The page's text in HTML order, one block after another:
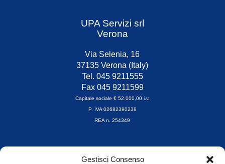
Gestisci Consenso
UPA Servizi srl
Verona
Via Selenia, 16
37135 Verona (Italy)
Tel. 045 9211555
Fax 045 9211599
Capitale sociale € 52.000,00 i.v.
P. IVA 02682390238
REA n. 254349
Orari di apertura